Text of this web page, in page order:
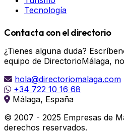
Tecnología
Contacta con el directorio
¿Tienes alguna duda?
equipo de DirectorioMálaga,
hola@directoriomalaga.com
+34 722 10 16 68
Málaga, España
© 2007 - 2025 Empresas de
derechos reservados.